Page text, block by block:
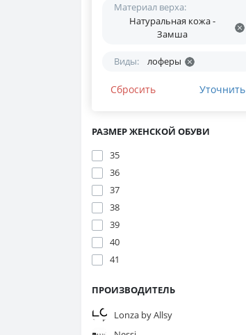
Материал верха:
Натуральная кожа -
Замша
Виды: лоферы
Сбросить Уточнить
РАЗМЕР ЖЕНСКОЙ ОБУВИ
35
36
37
38
39
40
41
ПРОИЗВОДИТЕЛЬ
Lonza by Allsy